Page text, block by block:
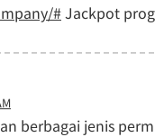
#Jackpot
berbagai jenis